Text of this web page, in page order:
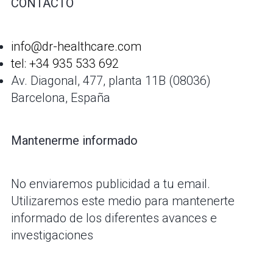
CONTACTO
info@dr-healthcare.com
tel: +34 935 533 692
Av. Diagonal, 477, planta 11B (08036)
Barcelona, España
Mantenerme informado
No enviaremos publicidad a tu email.
Utilizaremos este medio para mantenerte
informado de los diferentes avances e
investigaciones